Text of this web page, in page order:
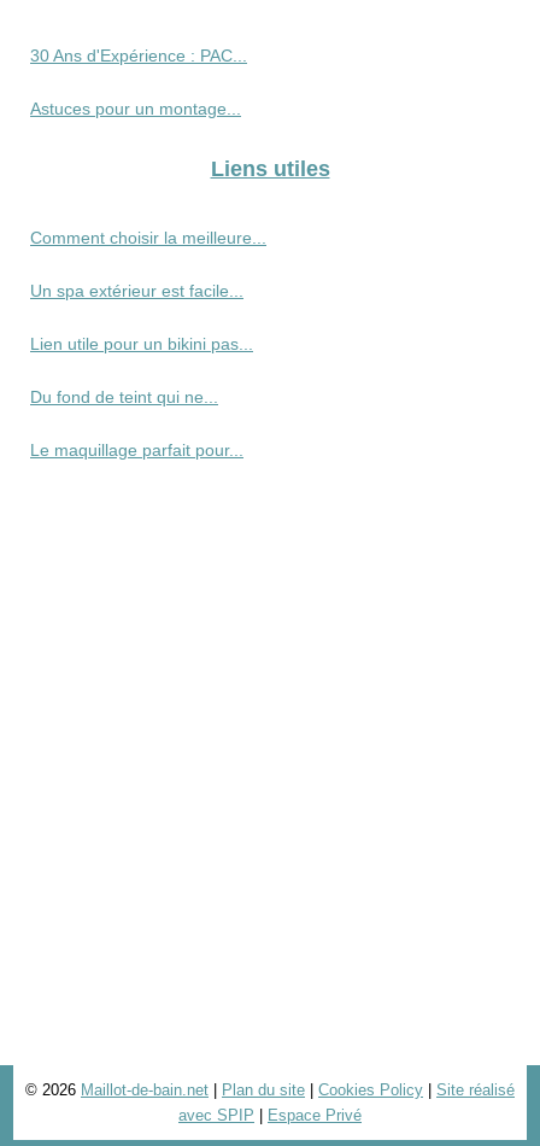
30 Ans d'Expérience : PAC...
Astuces pour un montage...
Liens utiles
Comment choisir la meilleure...
Un spa extérieur est facile...
Lien utile pour un bikini pas...
Du fond de teint qui ne...
Le maquillage parfait pour...
© 2026 Maillot-de-bain.net | Plan du site | Cookies Policy | Site réalisé
avec SPIP | Espace Privé